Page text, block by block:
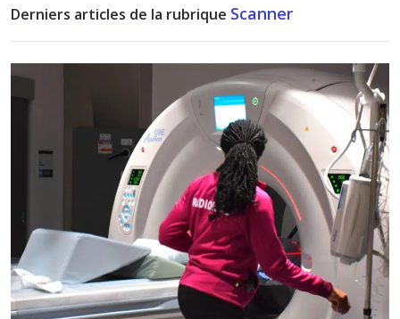
Derniers articles de la rubrique Scanner